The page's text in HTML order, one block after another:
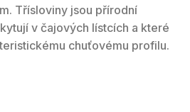
Třísloviny jsou přírodní
v čajových lístcích a které
chuťovému profilu.